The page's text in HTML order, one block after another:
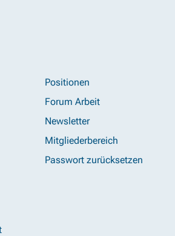
Positionen
Forum Arbeit
Newsletter
Mitgliederbereich
Passwort zurücksetzen